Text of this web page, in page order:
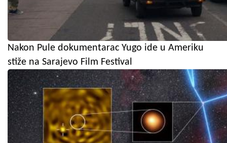
Nakon Pule dokumentarac Yugo ide u Ameriku
stiže na Sarajevo Film Festival